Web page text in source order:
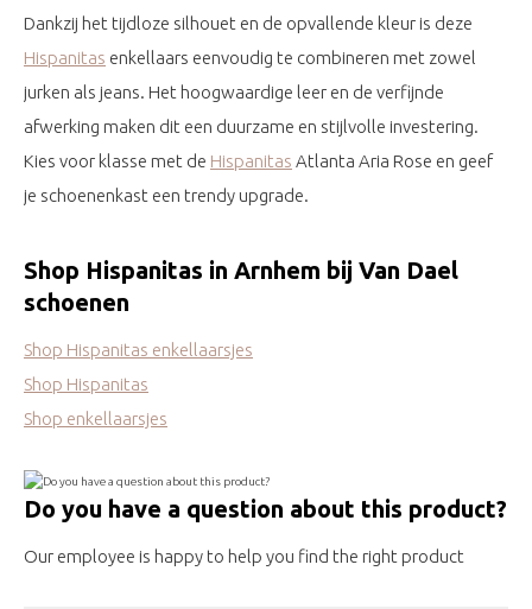
Dankzij het tijdloze silhouet en de opvallende kleur is deze
Hispanitas enkellaars eenvoudig te combineren met zowel
jurken als jeans. Het hoogwaardige leer en de verfijnde
afwerking maken dit een duurzame en stijlvolle investering.
Kies voor klasse met de Hispanitas Atlanta Aria Rose en geef
je schoenenkast een trendy upgrade.
Shop Hispanitas in Arnhem bij Van Dael
schoenen
Shop Hispanitas enkellaarsjes
Shop Hispanitas
Shop enkellaarsjes
Do you have a question about this product?
Our employee is happy to help you find the right product